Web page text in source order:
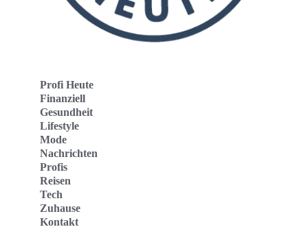
Profi Heute
Finanziell
Gesundheit
Lifestyle
Mode
Nachrichten
Profis
Reisen
Tech
Zuhause
Kontakt